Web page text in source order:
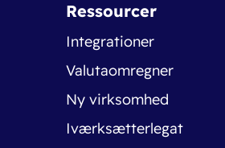
Ressourcer
Integrationer
Valutaomregner
Ny virksomhed
Iværksætterlegat